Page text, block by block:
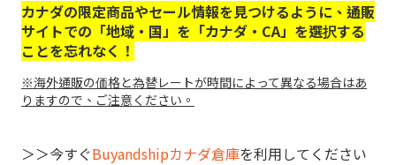
カナダの限定商品やセール情報を見つけるように、通販
サイトでの「地域・国」を「カナダ・CA」を選択する
ことを忘れなく！
※海外通販の価格と為替レートが時間によって異なる場合はあ
りますので、ご注意ください。
＞＞今すぐBuyandshipカナダ倉庫を利用してください